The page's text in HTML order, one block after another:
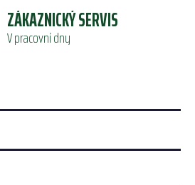
ZÁKAZNICKÝ SERVIS
V pracovní dny